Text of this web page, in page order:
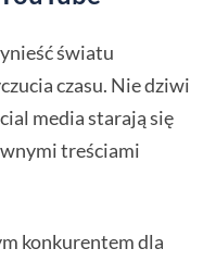
światu
czasu. Nie dziwi
media starają się
treściami
konkurentem dla